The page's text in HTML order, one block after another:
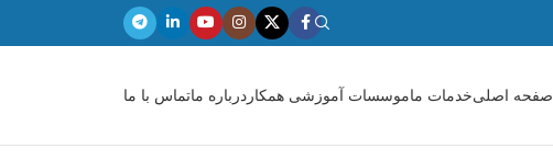
صفحه اصلیخدمات ماموسسات آموزشی همکار درباره ماتماس با ما